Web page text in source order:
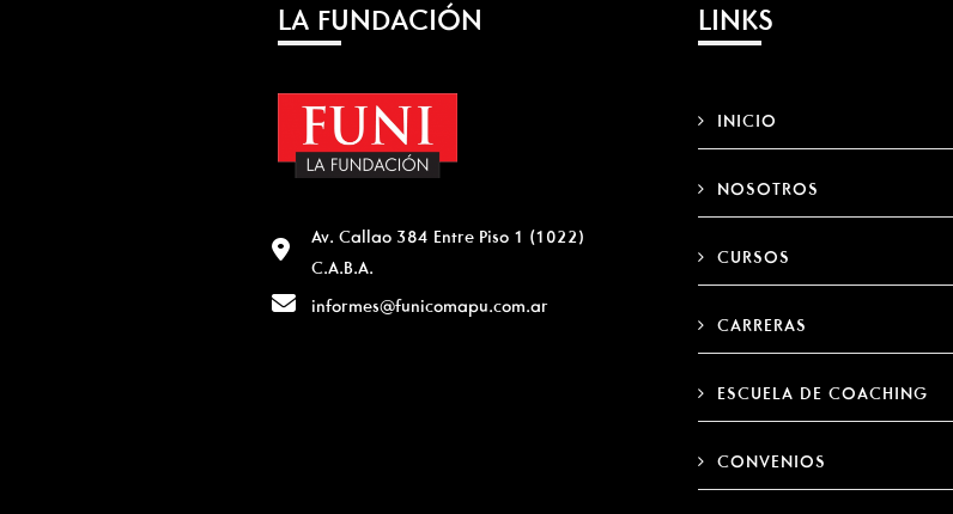
LA FUNDACIÓN
Av. Callao 384 Entre Piso 1 (1022)
C.A.B.A.
informes@funicomapu.com.ar
LINKS
INICIO
NOSOTROS
CURSOS
CARRERAS
ESCUELA DE COACHING
CONVENIOS